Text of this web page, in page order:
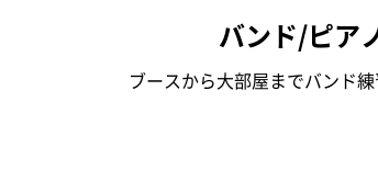
バンド/ピア
ブースから大部屋までバンド